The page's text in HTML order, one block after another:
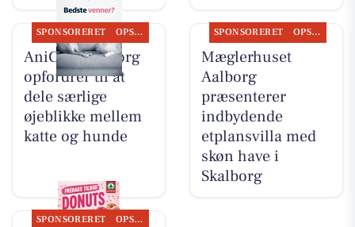
SPONSORERET OPSLAGSTAVLEN
AniCura Aalborg
opfordrer til at
dele særlige
øjeblikke mellem
katte og hunde
SPONSORERET OPSLAGSTAVLEN
Mæglerhuset
Aalborg
præsenterer
indbydende
etplansvilla med
skøn have i
Skalborg
SPONSORERET OPSLAGSTAVLEN